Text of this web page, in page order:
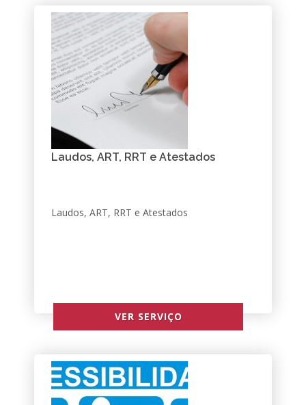
Laudos, ART, RRT e Atestados
Laudos, ART, RRT e Atestados
VER SERVIÇO